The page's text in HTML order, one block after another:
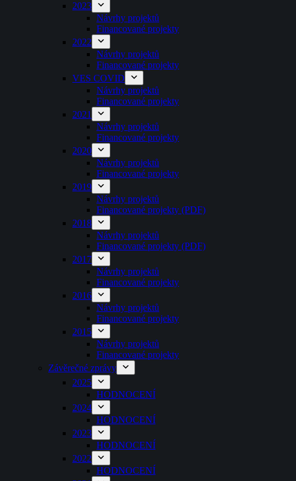
2023
Návrhy projektů
Financované projekty
2022
Návrhy projektů
Financované projekty
VES COVID
Návrhy projektů
Financované projekty
2021
Návrhy projektů
Financované projekty
2020
Návrhy projektů
Financované projekty
2019
Návrhy projektů
Financované projekty (PDF)
2018
Návrhy projektů
Financované projekty (PDF)
2017
Návrhy projektů
Financované projekty
2016
Návrhy projektů
Financované projekty
2015
Návrhy projektů
Financované projekty
Závěrečné zprávy
2025
HODNOCENÍ
2024
HODNOCENÍ
2023
HODNOCENÍ
2022
HODNOCENÍ